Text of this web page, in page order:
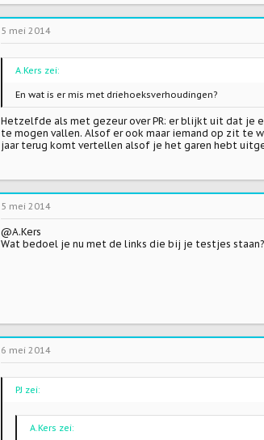
5 mei 2014
A.Kers zei:
En wat is er mis met driehoeksverhoudingen?
Hetzelfde als met gezeur over PR: er blijkt uit dat je
te mogen vallen. Alsof er ook maar iemand op zit te
jaar terug komt vertellen alsof je het garen hebt
5 mei 2014
@A.Kers
Wat bedoel je nu met de links die bij je testjes
6 mei 2014
PJ zei:
A.Kers zei: